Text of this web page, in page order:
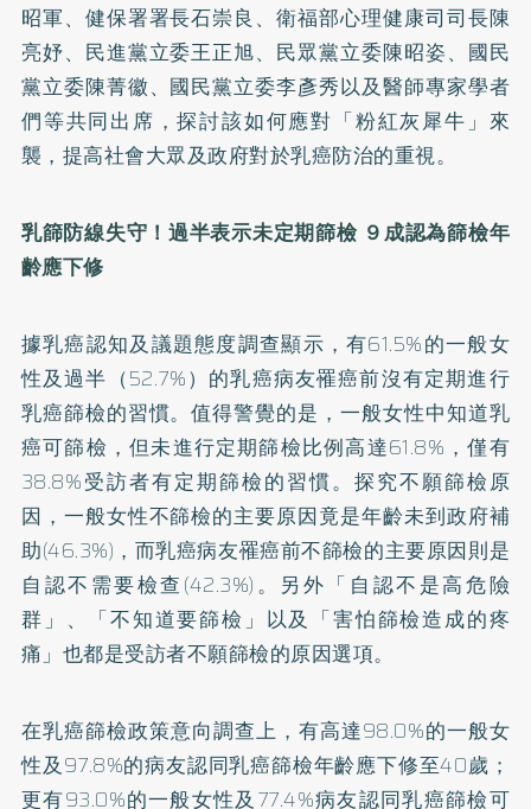
昭軍、健保署署長石崇良、衛福部心理健康司司長陳
亮妤、民進黨立委王正旭、民眾黨立委陳昭姿、國民
黨立委陳菁徽、國民黨立委李彥秀以及醫師專家學者
們等共同出席，探討該如何應對「粉紅灰犀牛」來
襲，提高社會大眾及政府對於乳癌防治的重視。
乳篩防線失守！過半表示未定期篩檢 ９成認為篩檢年
齡應下修
據乳癌認知及議題態度調查顯示，有61.5%的一般女
性及過半（52.7%）的乳癌病友罹癌前沒有定期進行
乳癌篩檢的習慣。值得警覺的是，一般女性中知道乳
癌可篩檢，但未進行定期篩檢比例高達61.8%，僅有
38.8%受訪者有定期篩檢的習慣。探究不願篩檢原
因，一般女性不篩檢的主要原因竟是年齡未到政府補
助(46.3%)，而乳癌病友罹癌前不篩檢的主要原因則是
自認不需要檢查(42.3%)。另外「自認不是高危險
群」、「不知道要篩檢」以及「害怕篩檢造成的疼
痛」也都是受訪者不願篩檢的原因選項。
在乳癌篩檢政策意向調查上，有高達98.0%的一般女
性及97.8%的病友認同乳癌篩檢年齡應下修至40歲；
更有93.0%的一般女性及77.4%病友認同乳癌篩檢可